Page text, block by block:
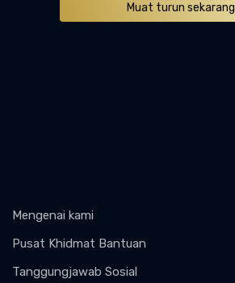
Muat turun sekarang
Mengenai kami
Pusat Khidmat Bantuan
Tanggungjawab Sosial